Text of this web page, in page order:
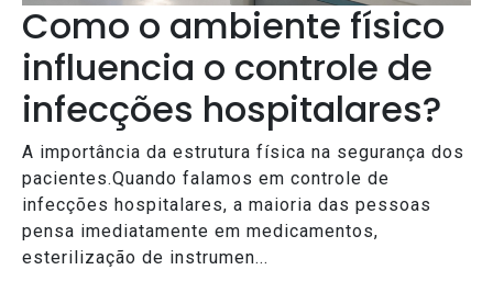
Como o ambiente físico
influencia o controle de
infecções hospitalares?
A importância da estrutura física na segurança dos
pacientes.Quando falamos em controle de
infecções hospitalares, a maioria das pessoas
pensa imediatamente em medicamentos,
esterilização de instrumen...